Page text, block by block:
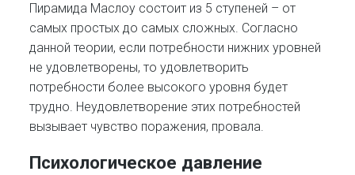
Пирамида Маслоу состоит из 5 ступеней – от
самых простых до самых сложных. Согласно
данной теории, если потребности нижних уровней
не удовлетворены, то удовлетворить
потребности более высокого уровня будет
трудно. Неудовлетворение этих потребностей
вызывает чувство поражения, провала.
Психологическое давление